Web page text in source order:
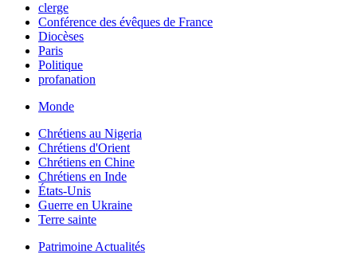
clerge
Conférence des évêques de France
Diocèses
Paris
Politique
profanation
Monde
Chrétiens au Nigeria
Chrétiens d'Orient
Chrétiens en Chine
Chrétiens en Inde
États-Unis
Guerre en Ukraine
Terre sainte
Patrimoine Actualités